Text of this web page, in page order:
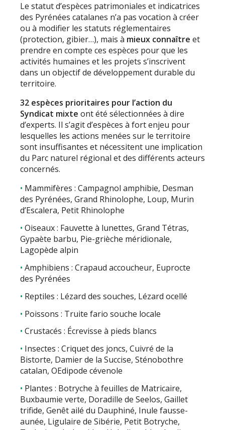
Le statut d’espèces patrimoniales et indicatrices
des Pyrénées catalanes n’a pas vocation à créer
ou à modifier les statuts réglementaires
(protection, gibier…), mais à mieux connaître et
prendre en compte ces espèces pour que les
activités humaines et les projets s’inscrivent
dans un objectif de développement durable du
territoire.
32 espèces prioritaires pour l’action du
Syndicat mixte ont été sélectionnées à dire
d’experts. Il s’agit d’espèces à fort enjeu pour
lesquelles les actions menées sur le territoire
sont insuffisantes et nécessitent une implication
du Parc naturel régional et des différents acteurs
concernés.
Mammifères : Campagnol amphibie, Desman
des Pyrénées, Grand Rhinolophe, Loup, Murin
d’Escalera, Petit Rhinolophe
Oiseaux : Fauvette à lunettes, Grand Tétras,
Gypaète barbu, Pie-grièche méridionale,
Lagopède alpin
Amphibiens : Crapaud accoucheur, Euprocte
des Pyrénées
Reptiles : Lézard des souches, Lézard ocellé
Poissons : Truite fario souche locale
Crustacés : Écrevisse à pieds blancs
Insectes : Criquet des joncs, Cuivré de la
Bistorte, Damier de la Succise, Sténobothre
catalan, OEdipode cévenole
Plantes : Botryche à feuilles de Matricaire,
Buxbaumie verte, Doradille de Seelos, Gaillet
trifide, Genêt ailé du Dauphiné, Inule fausse-
aunée, Ligulaire de Sibérie, Petit Botryche,